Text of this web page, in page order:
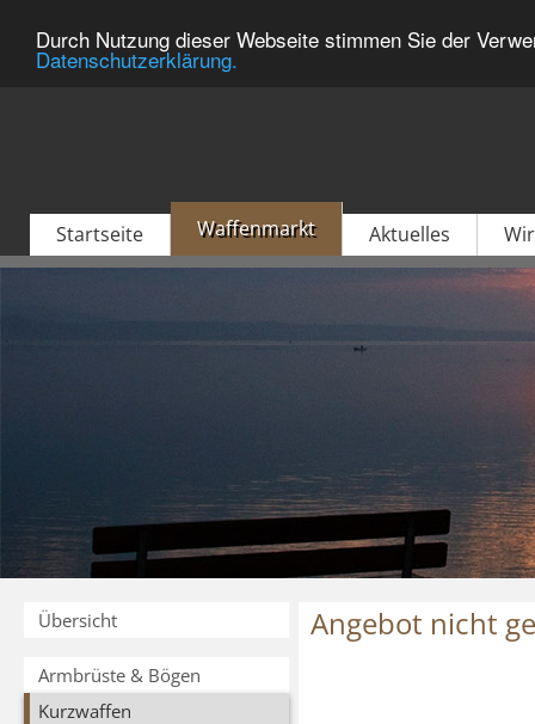
Durch Nutzung dieser Webseite stimmen Sie der
Datenschutzerklärung.
Startseite Waffenmarkt Aktuelles
Übersicht
Armbrüste & Bögen
Kurzwaffen
Angebot nicht